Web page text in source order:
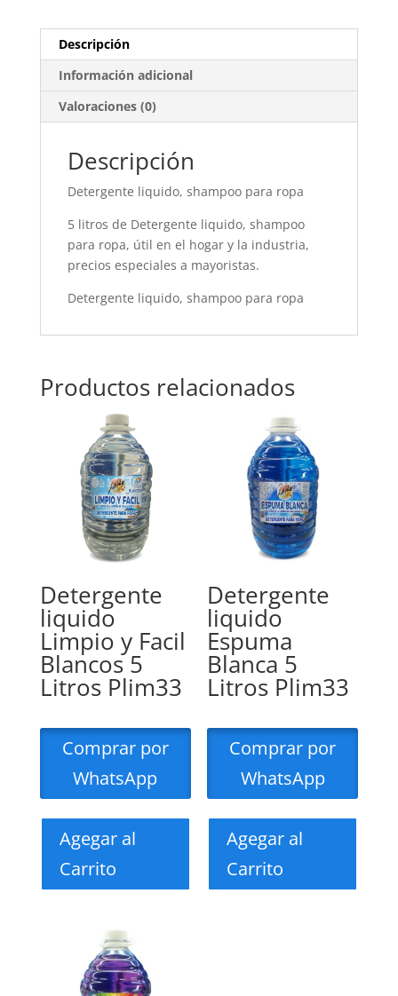
Descripción
Información adicional
Valoraciones (0)
Descripción
Detergente liquido, shampoo para ropa
5 litros de Detergente liquido, shampoo
para ropa, útil en el hogar y la industria,
precios especiales a mayoristas.
Detergente liquido, shampoo para ropa
Productos relacionados
Detergente
liquido
Limpio y Facil
Blancos 5
Litros Plim33
Comprar por
WhatsApp
Agegar al
Carrito
Detergente
liquido
Espuma
Blanca 5
Litros Plim33
Comprar por
WhatsApp
Agegar al
Carrito